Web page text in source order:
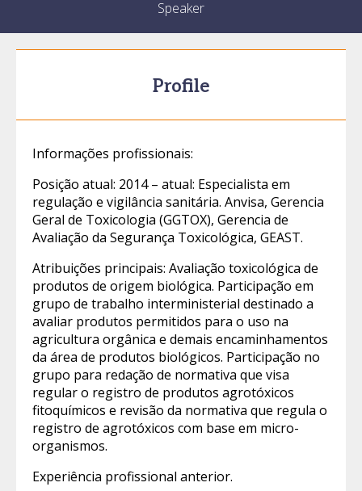
Speaker
Profile
Informações profissionais:
Posição atual: 2014 – atual: Especialista em
regulação e vigilância sanitária. Anvisa, Gerencia
Geral de Toxicologia (GGTOX), Gerencia de
Avaliação da Segurança Toxicológica, GEAST.
Atribuições principais: Avaliação toxicológica de
produtos de origem biológica. Participação em
grupo de trabalho interministerial destinado a
avaliar produtos permitidos para o uso na
agricultura orgânica e demais encaminhamentos
da área de produtos biológicos. Participação no
grupo para redação de normativa que visa
regular o registro de produtos agrotóxicos
fitoquímicos e revisão da normativa que regula o
registro de agrotóxicos com base em micro-
organismos.
Experiência profissional anterior.